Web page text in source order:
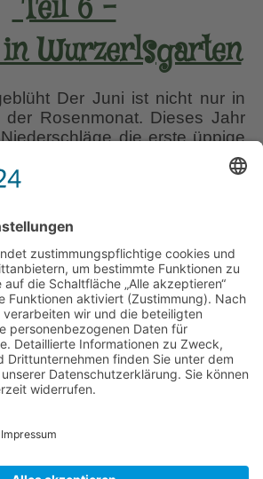
Teil 6 –
Wurzerlsgarten
Der Juni ist nicht nur in
der Rosenmonat. Dieses Jahr
die erste üppige
und gekürzt. Oft
unschöne Mumien aus den
Rosenrondell. Entsprechend
aus. Trotzdem dominiert die
wird durchgeblüht –
6 –
24 in Wurzerlsgarten
könnt euch per E-Mail
wenn neue Artikel auf
erscheinen.Folgt dafür einfach
gebt dort eure E-Mailadresse